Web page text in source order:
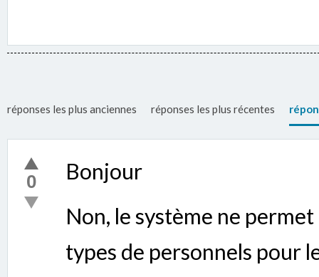
réponses les plus anciennes réponses les plus récentes
0
Bonjour
Non, le système ne
types de personnels pour